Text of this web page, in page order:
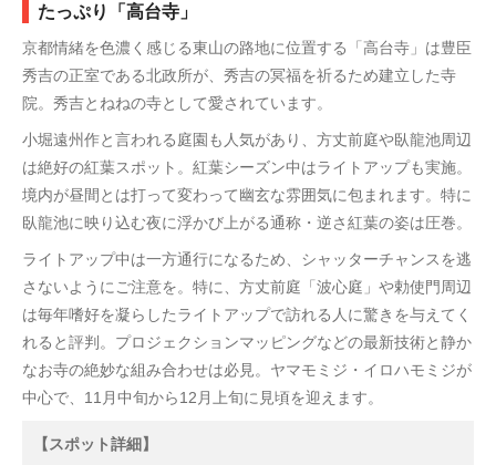
たっぷり「高台寺」
京都情緒を色濃く感じる東山の路地に位置する「高台寺」は豊臣
秀吉の正室である北政所が、秀吉の冥福を祈るため建立した寺
院。秀吉とねねの寺として愛されています。
小堀遠州作と言われる庭園も人気があり、方丈前庭や臥龍池周辺
は絶好の紅葉スポット。紅葉シーズン中はライトアップも実施。
境内が昼間とは打って変わって幽玄な雰囲気に包まれます。特に
臥龍池に映り込む夜に浮かび上がる通称・逆さ紅葉の姿は圧巻。
ライトアップ中は一方通行になるため、シャッターチャンスを逃
さないようにご注意を。特に、方丈前庭「波心庭」や勅使門周辺
は毎年嗜好を凝らしたライトアップで訪れる人に驚きを与えてく
れると評判。プロジェクションマッピングなどの最新技術と静か
なお寺の絶妙な組み合わせは必見。ヤマモミジ・イロハモミジが
中心で、11月中旬から12月上旬に見頃を迎えます。
【スポット詳細】